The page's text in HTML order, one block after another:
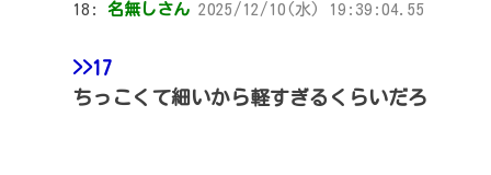
18: 名無しさん 2025/12/10(水) 19:39:04.55
>>17
ちっこくて細いから軽すぎるくらいだろ